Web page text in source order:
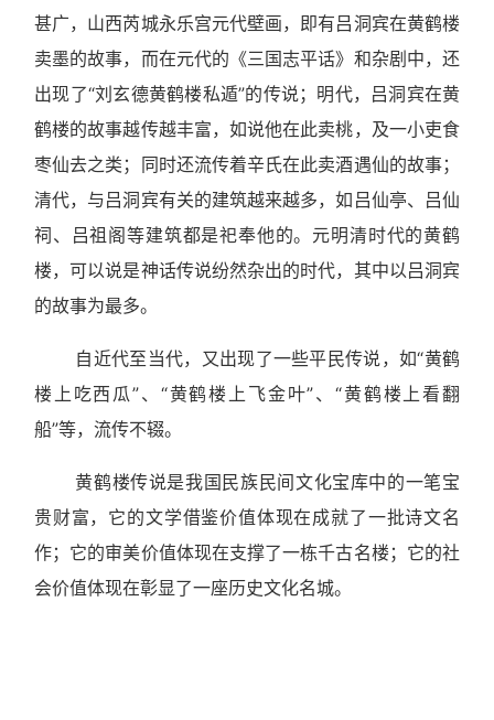
甚广，山西芮城永乐宫元代壁画，即有吕洞宾在黄鹤楼
卖墨的故事，而在元代的《三国志平话》和杂剧中，还
出现了“刘玄德黄鹤楼私遁”的传说；明代，吕洞宾在黄
鹤楼的故事越传越丰富，如说他在此卖桃，及一小吏食
枣仙去之类；同时还流传着辛氏在此卖酒遇仙的故事；
清代，与吕洞宾有关的建筑越来越多，如吕仙亭、吕仙
祠、吕祖阁等建筑都是祀奉他的。元明清时代的黄鹤
楼，可以说是神话传说纷然杂出的时代，其中以吕洞宾
的故事为最多。
自近代至当代，又出现了一些平民传说，如“黄鹤
楼上吃西瓜”、“黄鹤楼上飞金叶”、“黄鹤楼上看翻
船”等，流传不辍。
黄鹤楼传说是我国民族民间文化宝库中的一笔宝
贵财富，它的文学借鉴价值体现在成就了一批诗文名
作；它的审美价值体现在支撑了一栋千古名楼；它的社
会价值体现在彰显了一座历史文化名城。